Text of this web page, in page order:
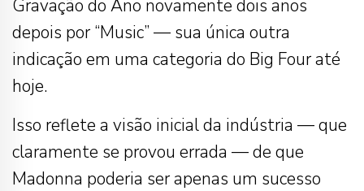
Gravação do Ano novamente dois anos
depois por “Music” — sua única outra
indicação em uma categoria do Big Four até
hoje.
Isso reflete a visão inicial da indústria — que
claramente se provou errada — de que
Madonna poderia ser apenas um sucesso